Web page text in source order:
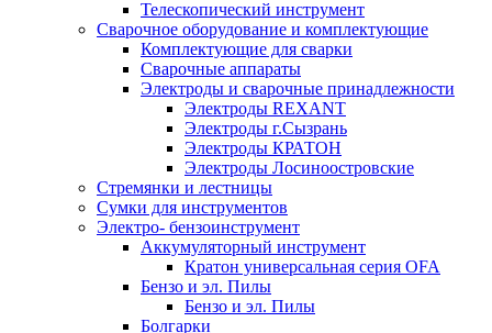
Телескопический инструмент
Сварочное оборудование и комплектующие
Комплектующие для сварки
Сварочные аппараты
Электроды и сварочные принадлежности
Электроды REXANT
Электроды г.Сызрань
Электроды КРАТОН
Электроды Лосиноостровские
Стремянки и лестницы
Сумки для инструментов
Электро- бензоинструмент
Аккумуляторный инструмент
Кратон универсальная серия OFA
Бензо и эл. Пилы
Бензо и эл. Пилы
Болгарки